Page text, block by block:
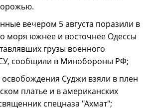
вечером 5 августа поразили в
моря южнее и восточнее Одессы
грузы военного
сообщили в Минобороны РФ;
Суджи взяли в плен
платье и в американских
спецназа "Ахмат";